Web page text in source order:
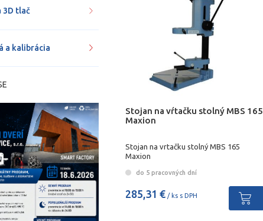
Stojan na vŕtačku stolný MBS 165
Maxion
Stojan na vrtačku stolný MBS 165
Maxion
do 5 pracovných dní
285,31 € / ks s DPH
3D tlač
a kalibrácia